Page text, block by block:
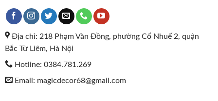
Địa chỉ: 218 Phạm Văn Đồng, phường Cổ Nhuế 2, quận
Bắc Từ Liêm, Hà Nội
Hotline: 0384.781.269
Email: magicdecor68@gmail.com